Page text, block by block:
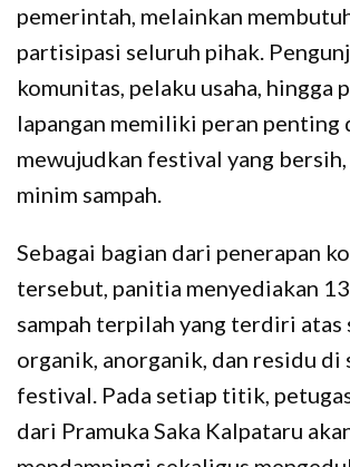
pemerintah, melainkan
partisipasi seluruh pihak.
komunitas, pelaku usaha, hingga
lapangan memiliki peran penting
mewujudkan festival yang bersih,
minim sampah.
Sebagai bagian dari penerapan
tersebut, panitia menyediakan
sampah terpilah yang terdiri atas
organik, anorganik, dan residu di
festival. Pada setiap titik,
dari Pramuka Saka Kalpataru